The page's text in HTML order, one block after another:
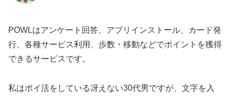
POWLはアンケート回答、アプリインストール、カード発
行、各種サービス利用、歩数・移動などでポイントを獲得
できるサービスです。
私はポイ活をしている冴えない30代男ですが、文字を入